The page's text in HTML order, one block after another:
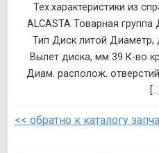
Тех.характеристики из
ALCASTA Товарная
Тип Диск литой
Вылет диска, мм 39 К-во
Диам. располож.
[...]
<< обратно к каталогу